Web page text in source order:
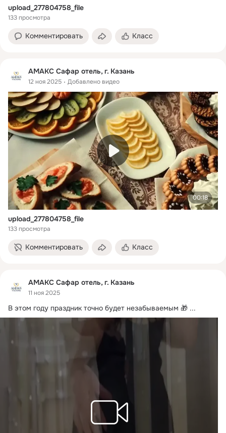
upload_277804758_file
133 просмотра
Комментировать Класс
АМАКС Сафар отель, г. Казань
12 ноя 2025 Добавлено видео
00:18
upload_277804758_file
133 просмотра
Комментировать Класс
АМАКС Сафар отель, г. Казань
11 ноя 2025
В этом году праздник точно будет незабываемым 🎁 ...